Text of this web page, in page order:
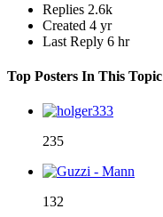
Replies 2.6k
Created 4 yr
Last Reply 6 hr
Top Posters In This Topic
235
132